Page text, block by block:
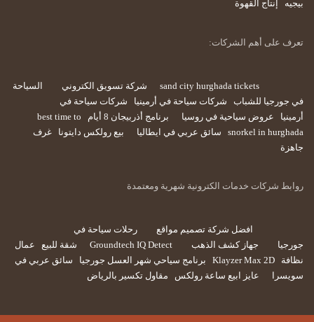
بيجيه
إنتاج القهوة
تعرف على أهم الشركات:
sand city hurghada tickets شركة تسويق الكتروني
السياحة
في جورجيا للشباب
شركات سياحة في أرمينيا
شركات سياحة في
أرمينيا
عروض سياحية في روسيا برنامج أذربيجان 8 أيام
best time to
snorkel in hurghada
سائق عربي في ايطاليا بيع رولكس دايتونا
غرف
جاهزة
روابط شركات خدمات الكترونية شهرية ومعتمدة
افضل شركة تصميم مواقع
رحلات سياحة في
جورجيا
جهاز كشف الذهب Groundtech IQ Detect شقة للبيع
عمال
نظافة
Klayzer Max 2D برنامج سياحي شهر العسل جورجيا
سائق عربي في
سويسرا
عايز ابيع ساعة رولكس مقاول تكسير بالرياض